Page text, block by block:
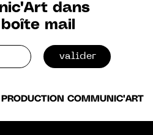
dans
mail
valider
COMMUNIC'ART